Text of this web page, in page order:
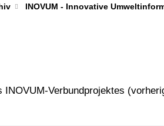
INOVUM - Innovative
Verbundprojektes